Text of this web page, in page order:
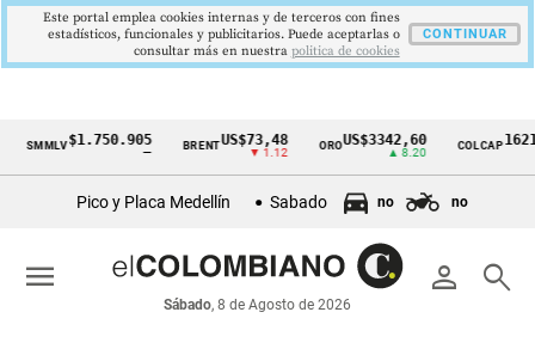
Cintillo
económicos
Colombia
$1.750.905 BRENT US$73,48
▼ 1.12
ORO US$3342,60 COLCAP1621,34
Pico y Placa Medellín Sabado no no
person search
Sábado, 8 de Agosto de 2026
menu
Este portal emplea cookies internas y de terceros con fines
estadísticos, funcionales y publicitarios. Puede aceptarlas o
consultar más en nuestra politica de cookies
CONTINUAR